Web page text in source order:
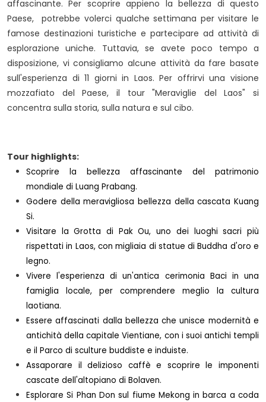
affascinante. Per scoprire appieno la bellezza di questo
Paese, potrebbe volerci qualche settimana per visitare le
famose destinazioni turistiche e partecipare ad attività di
esplorazione uniche. Tuttavia, se avete poco tempo a
disposizione, vi consigliamo alcune attività da fare basate
sull'esperienza di 11 giorni in Laos. Per offrirvi una visione
mozzafiato del Paese, il tour "Meraviglie del Laos" si
concentra sulla storia, sulla natura e sul cibo.
Tour highlights:
Scoprire la bellezza affascinante del patrimonio
mondiale di Luang Prabang.
Godere della meravigliosa bellezza della cascata Kuang
Si.
Visitare la Grotta di Pak Ou, uno dei luoghi sacri più
rispettati in Laos, con migliaia di statue di Buddha d'oro e
legno.
Vivere l'esperienza di un'antica cerimonia Baci in una
famiglia locale, per comprendere meglio la cultura
laotiana.
Essere affascinati dalla bellezza che unisce modernità e
antichità della capitale Vientiane, con i suoi antichi templi
e il Parco di sculture buddiste e induiste.
Assaporare il delizioso caffè e scoprire le imponenti
cascate dell'altopiano di Bolaven.
Esplorare Si Phan Don sul fiume Mekong in barca a coda